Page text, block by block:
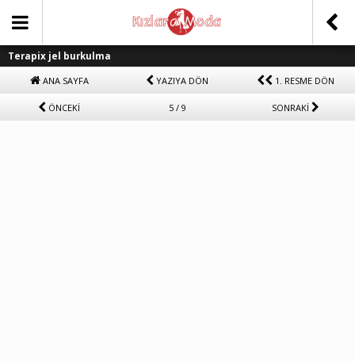
Terapix jel burkulma
ANA SAYFA YAZIYA DÖN 1. RESME DÖN
ÖNCEKİ 5 / 9 SONRAKİ